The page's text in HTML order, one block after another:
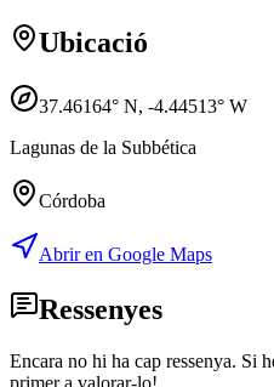
Ubicació
37.46164° N, -4.44513° W
Lagunas de la Subbética
Córdoba
Abrir en Google Maps
Ressenyes
Encara no hi ha cap ressenya. Si
primer a valorar-lo!